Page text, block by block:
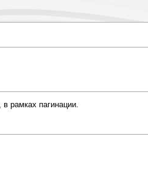
рамках пагинации.